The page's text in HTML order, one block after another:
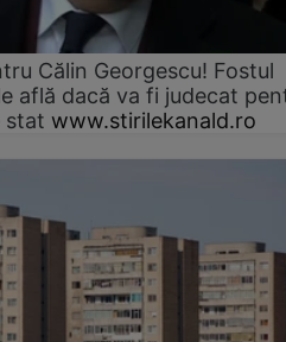
Călin Georgescu! Fostul
află dacă va fi judecat
stat www.stirilekanald.ro